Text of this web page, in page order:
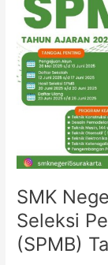
SMK
Seleksi
(SPMB)
(SPMB)
Tahun
Pelajaran
2025/2026